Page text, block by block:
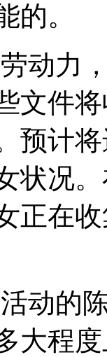
的。
动力
文件
预计
状况
正在
动的
大程